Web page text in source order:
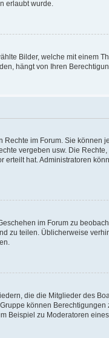
erlaubt wurde.
Bilder, welche mit einem
hängt von Ihren
im Forum. Sie können
vergeben usw. Die
erteilt hat. Administratoren
im Forum zu
zu teilen. Üblicherweise
die die Mitglieder des
können
Beispiel zu Moderatoren